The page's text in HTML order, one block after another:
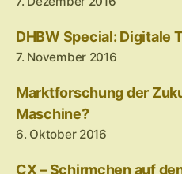
DHBW Special: Digitale
7. November 2016
Marktforschung der
Maschine?
6. Oktober 2016
CX – Schirmchen auf